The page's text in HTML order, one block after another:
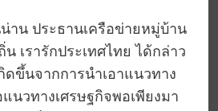
าน ประธานเครือข่ายหมู่บ้าน
เรารักประเทศไทย ได้กล่าว
ดขึ้นจากการนำเอาแนวทาง
นวทางเศรษฐกิจพอเพียงมา